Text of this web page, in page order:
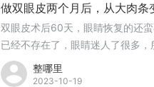
做双眼皮两个月后，从大肉条
双眼皮术后60天，眼睛恢复的还
已经不存在了，眼睛迷人了很多
复一段时间就会慢慢的改善。
整哪里
2023-10-19